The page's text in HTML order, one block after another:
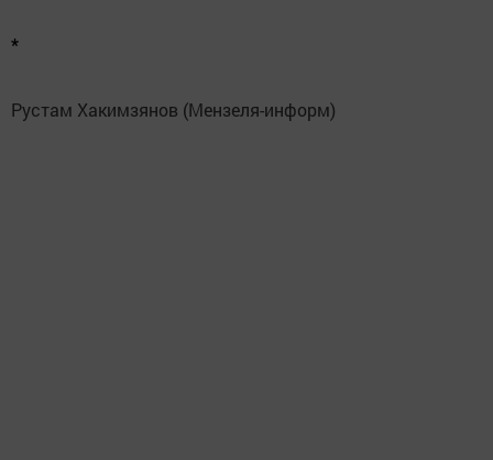
*
Рустам Хакимзянов (Мензеля-информ)